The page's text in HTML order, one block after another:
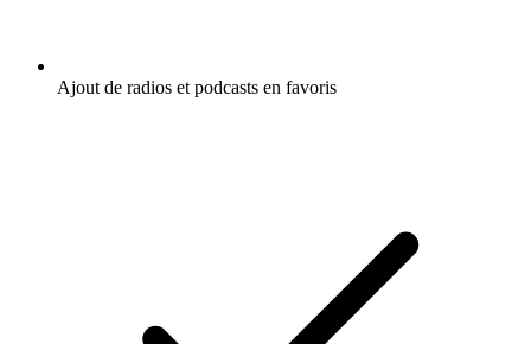
Ajout de radios et podcasts en favoris